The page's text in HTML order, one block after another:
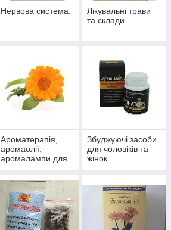
Нервова система.
Лікувальні трави
та склади
Ароматерапія,
аромаолії,
аромалампи для
Збуджуючі засоби
для чоловіків та
жінок